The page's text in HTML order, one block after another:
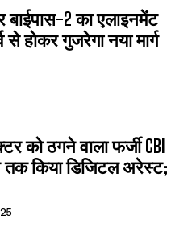
बाईपास-2 का एलाइनमेंट
से होकर गुजरेगा नया मार्ग
को ठगने वाला फर्जी CBI
तक किया डिजिटल अरेस्ट;